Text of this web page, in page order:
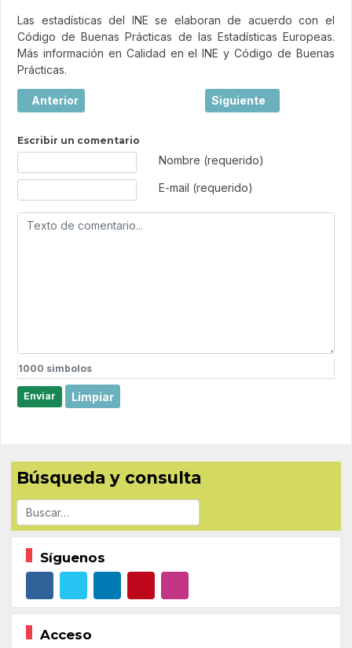
Las estadísticas del INE se elaboran de acuerdo con el
Código de Buenas Prácticas de las Estadísticas Europeas.
Más información en Calidad en el INE y Código de Buenas
Prácticas.
Artículo anterior: Estadística de Movimientos Turísticos
Anterior Artículo siguiente: La
Siguiente
Escribir un comentario
Nombre (requerido)
E-mail (requerido)
1000 simbolos
Enviar Limpiar
Búsqueda y consulta
Buscar
Síguenos
Acceso